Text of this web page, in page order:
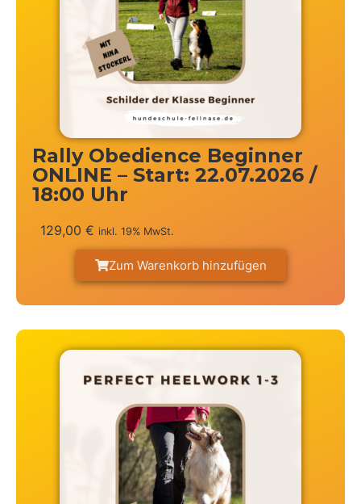
Rally Obedience Beginner
ONLINE – Start: 22.07.2026 /
18:00 Uhr
129,00 € inkl. 19% MwSt.
Zum Warenkorb hinzufügen